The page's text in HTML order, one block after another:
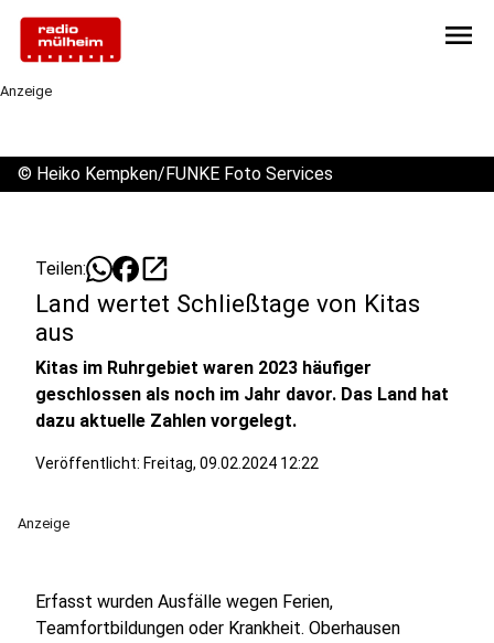
menu
Anzeige
© Heiko Kempken/FUNKE Foto Services
Teilen: open_in_new
Land wertet Schließtage von Kitas
aus
Kitas im Ruhrgebiet waren 2023 häufiger
geschlossen als noch im Jahr davor. Das Land hat
dazu aktuelle Zahlen vorgelegt.
Veröffentlicht: Freitag, 09.02.2024 12:22
Anzeige
Erfasst wurden Ausfälle wegen Ferien,
Teamfortbildungen oder Krankheit. Oberhausen